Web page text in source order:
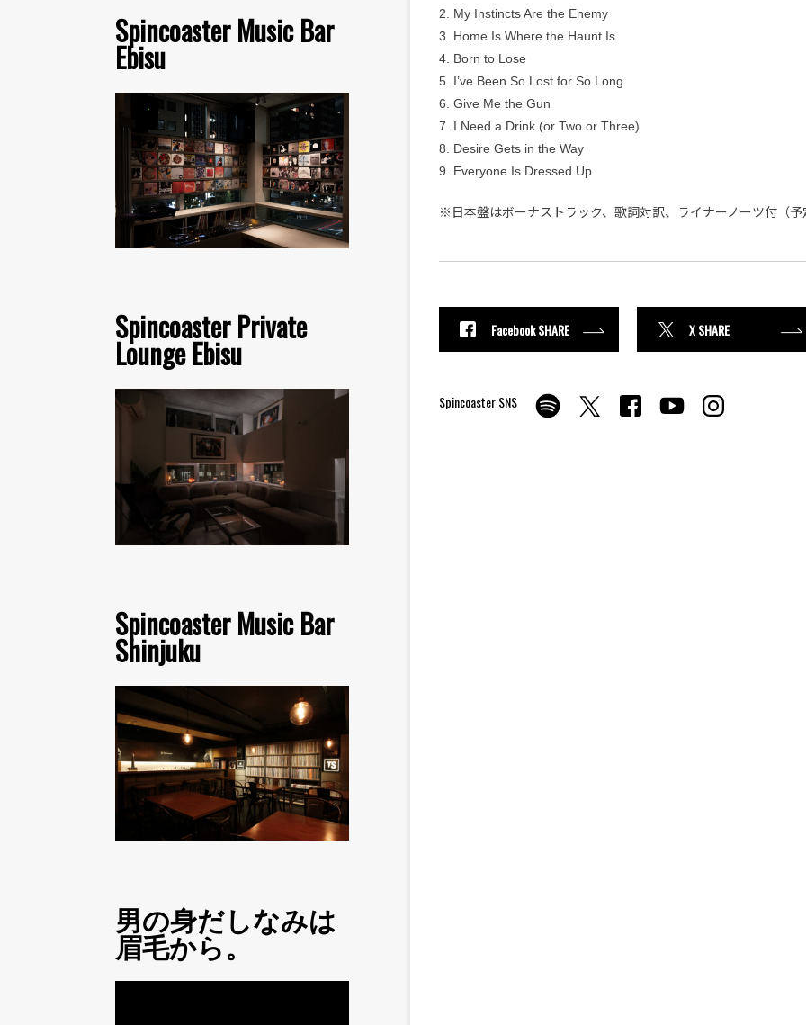
Spincoaster Music Bar
Ebisu
Spincoaster Private
Lounge Ebisu
Spincoaster Music Bar
Shinjuku
男の身だしなみは
眉毛から。
2. My Instincts Are the Enemy
3. Home Is Where the Haunt Is
4. Born to Lose
5. I’ve Been So Lost for So Long
6. Give Me the Gun
7. I Need a Drink (or Two or Three)
8. Desire Gets in the Way
9. Everyone Is Dressed Up
※日本盤はボーナストラック、歌詞対訳、ライナーノーツ付（予
Facebook SHARE X SHARE
Spincoaster SNS